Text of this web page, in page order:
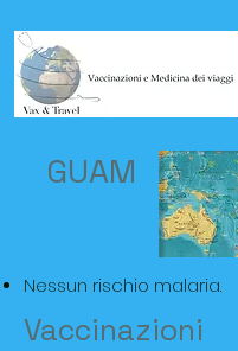
GUAM
Nessun rischio malaria.
Vaccinazioni